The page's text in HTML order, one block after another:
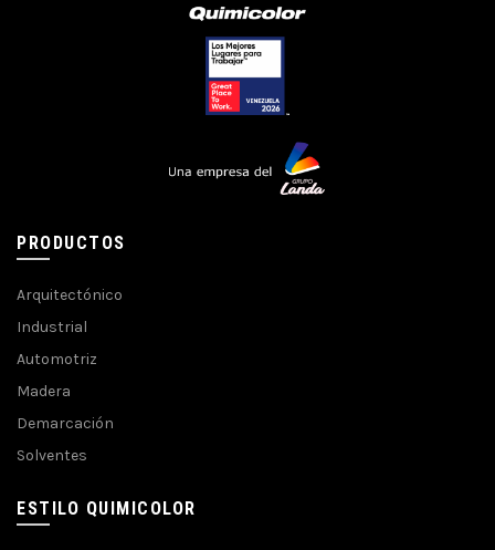
PRODUCTOS
Arquitectónico
Industrial
Automotriz
Madera
Demarcación
Solventes
ESTILO QUIMICOLOR